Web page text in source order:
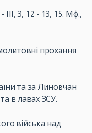
III, 3, 12 - 13, 15. Мф.,
прохання
та за Линовчан
в лавах ЗСУ.
війська над